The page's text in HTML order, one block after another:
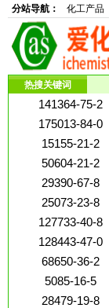
分站导航： 化工产品
热搜关键词
141364-75-2
175013-84-0
15155-21-2
50604-21-2
29390-67-8
25073-23-8
127733-40-8
128443-47-0
68650-36-2
5085-16-5
28479-19-8